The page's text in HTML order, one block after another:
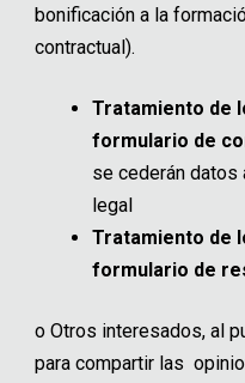
bonificación a la
contractual).
Tratamiento de
formulario de
se cederán
legal
Tratamiento de
formulario de
o Otros interesados, al
para compartir las